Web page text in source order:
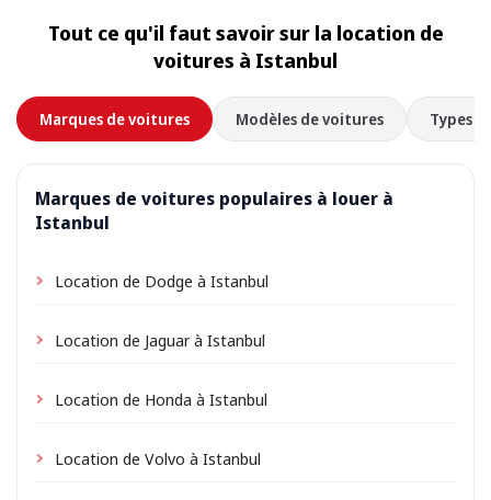
en charge lors de la réservation ; selon l’emplacement,
de petits frais de livraison peuvent s’appliquer,
toujours indiqués à l’avance.
Tout ce qu'il faut savoir sur la location de
voitures à Istanbul
Marques de voitures Modèles de voitures Types
Marques de voitures populaires à louer à
Istanbul
Location de Dodge à Istanbul
Location de Jaguar à Istanbul
Location de Honda à Istanbul
Location de Volvo à Istanbul